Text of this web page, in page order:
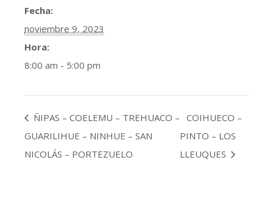
Fecha:
noviembre 9, 2023
Hora:
8:00 am - 5:00 pm
ÑIPAS – COELEMU – TREHUACO –
GUARILIHUE – NINHUE – SAN
NICOLÁS – PORTEZUELO
COIHUECO –
PINTO – LOS
LLEUQUES